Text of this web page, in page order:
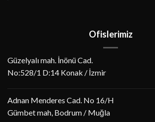
Ofislerimiz
Güzelyalı mah. İnönü Cad.
No:528/1 D:14 Konak / İzmir
Adnan Menderes Cad. No 16/H
Gümbet mah, Bodrum / Muğla